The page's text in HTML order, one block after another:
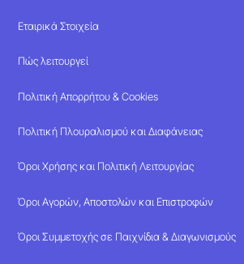
Εταιρικά Στοιχεία
Πώς λειτουργεί
Πολιτική Απορρήτου & Cookies
Πολιτική Πλουραλισμού και Διαφάνειας
Όροι Χρήσης και Πολιτική Λειτουργίας
Όροι Αγορών, Αποστολών και Επιστροφών
Όροι Συμμετοχής σε Παιχνίδια & Διαγωνισμούς